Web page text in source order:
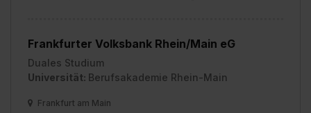
Frankfurter Volksbank Rhein/Main eG
Duales Studium
Universität: Berufsakademie Rhein-Main
Frankfurt am Main